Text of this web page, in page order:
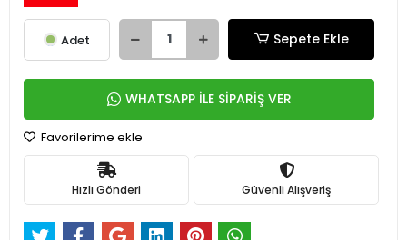
Adet Sepete Ekle
WHATSAPP İLE SİPARİŞ VER
Favorilerime ekle
Hızlı Gönderi Güvenli Alışveriş